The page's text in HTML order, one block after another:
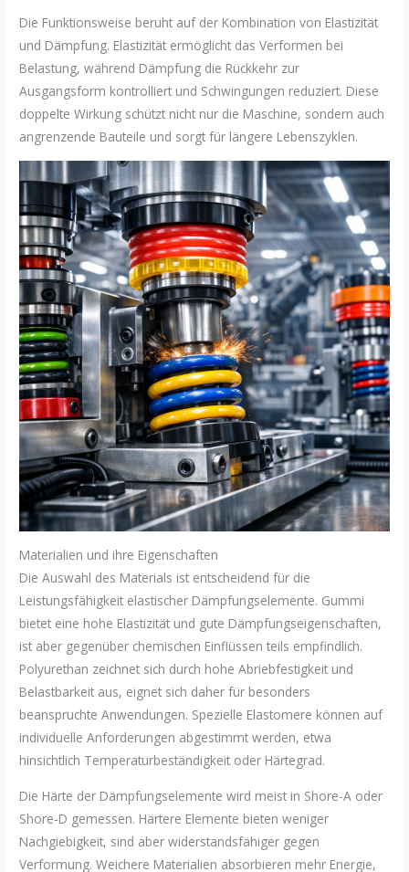
Die Funktionsweise beruht auf der Kombination von Elastizität
und Dämpfung. Elastizität ermöglicht das Verformen bei
Belastung, während Dämpfung die Rückkehr zur
Ausgangsform kontrolliert und Schwingungen reduziert. Diese
doppelte Wirkung schützt nicht nur die Maschine, sondern auch
angrenzende Bauteile und sorgt für längere Lebenszyklen.
Materialien und ihre Eigenschaften
Die Auswahl des Materials ist entscheidend für die
Leistungsfähigkeit elastischer Dämpfungselemente. Gummi
bietet eine hohe Elastizität und gute Dämpfungseigenschaften,
ist aber gegenüber chemischen Einflüssen teils empfindlich.
Polyurethan zeichnet sich durch hohe Abriebfestigkeit und
Belastbarkeit aus, eignet sich daher für besonders
beanspruchte Anwendungen. Spezielle Elastomere können auf
individuelle Anforderungen abgestimmt werden, etwa
hinsichtlich Temperaturbeständigkeit oder Härtegrad.
Die Härte der Dämpfungselemente wird meist in Shore-A oder
Shore-D gemessen. Härtere Elemente bieten weniger
Nachgiebigkeit, sind aber widerstandsfähiger gegen
Verformung. Weichere Materialien absorbieren mehr Energie,